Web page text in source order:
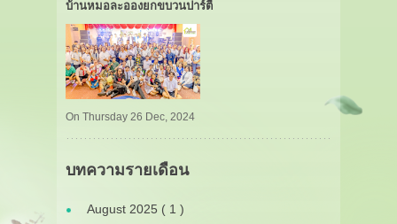
บ้านหมอละอองยกขบวนปาร์ตี้
On Thursday 26 Dec, 2024
บทความรายเดือน
August 2025 ( 1 )